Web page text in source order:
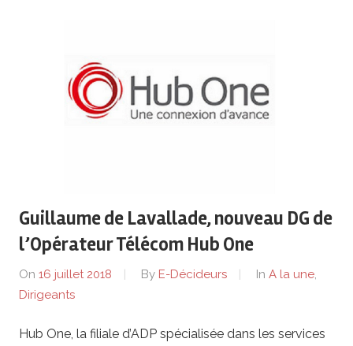
Guillaume de Lavallade, nouveau DG de
l’Opérateur Télécom Hub One
On 16 juillet 2018 By E-Décideurs In A la une,
Dirigeants
Hub One, la filiale d’ADP spécialisée dans les services